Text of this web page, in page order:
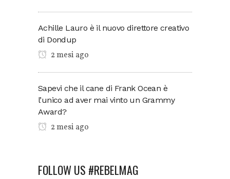
Achille Lauro è il nuovo direttore creativo
di Dondup
2 mesi ago
Sapevi che il cane di Frank Ocean è
l’unico ad aver mai vinto un Grammy
Award?
2 mesi ago
FOLLOW US #REBELMAG